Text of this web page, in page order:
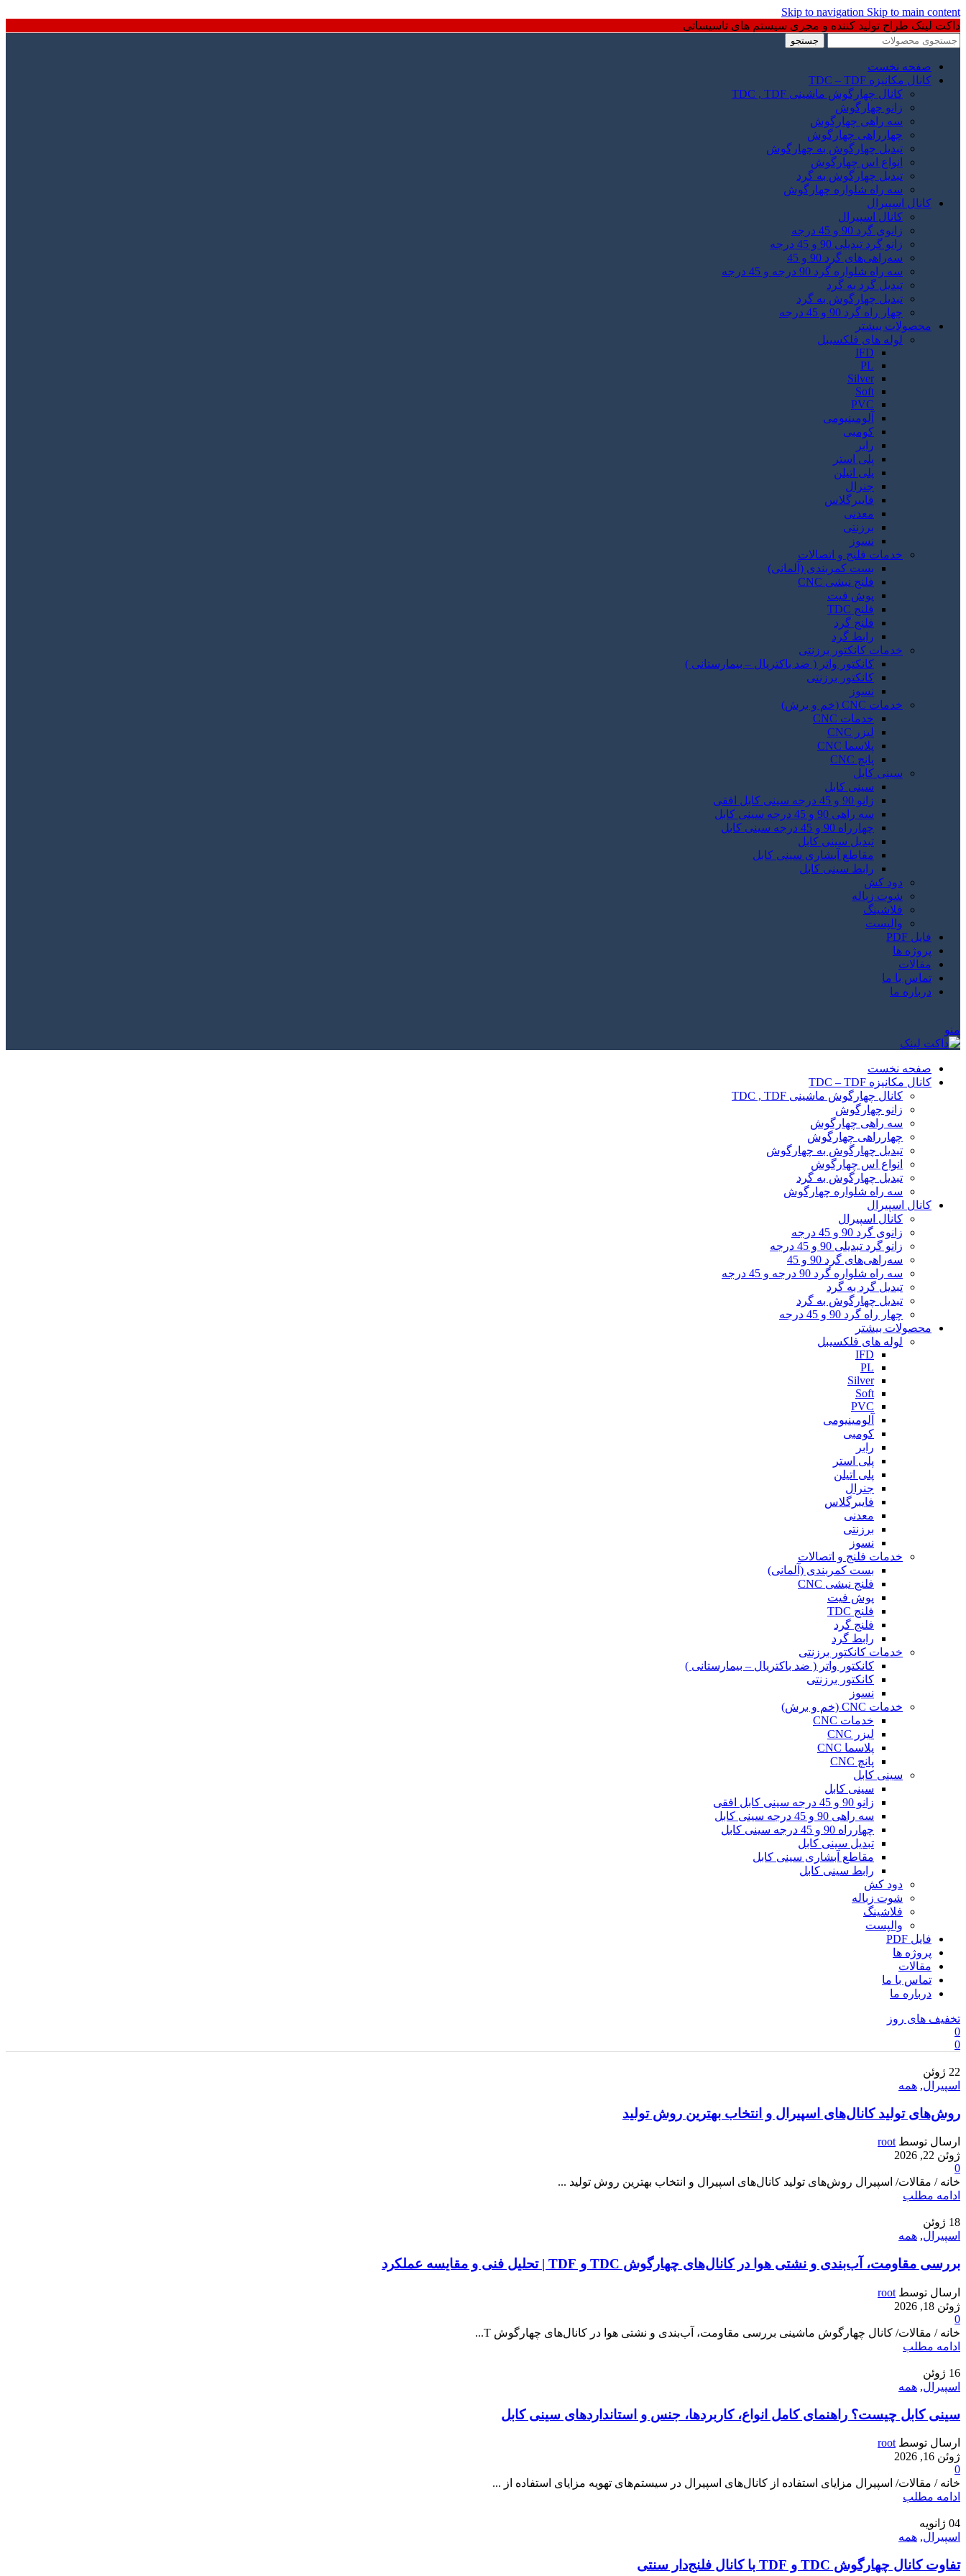
Skip to navigation Skip to main content
داکت لینک طراح تولید کننده و مجری سیستم های تاسیساتی
جستجو
صفحه نخست
کانال مکانیزه TDC – TDF
کانال چهارگوش ماشینی TDC , TDF
زانو چهارگوش
سه راهی چهارگوش
چهارراهی چهارگوش
تبدیل چهارگوش به چهارگوش
انواع اس چهارگوش
تبدیل چهارگوش به گرد
سه راه شلواره چهارگوش
کانال اسپیرال
کانال اسپیرال
زانوی گرد 90 و 45 درجه
زانو گرد تبدیلی 90 و 45 درجه
سه‌راهی‌های گرد 90 و 45
سه راه شلواره گرد 90 درجه و 45 درجه
تبدیل گرد به گرد
تبدیل چهارگوش به گرد
چهار راه گرد 90 و 45 درجه
محصولات بیشتر
لوله های فلکسیبل
IFD
PL
Silver
Soft
PVC
آلومینیومی
کومبی
رابر
پلی استر
پلی اتیلن
جنرال
فایبرگلاس
معدنی
برزنتی
نسوز
خدمات فلنج و اتصالات
بست کمربندی (آلمانی)
فلنج نبشی CNC
پوش فیت
فلنج TDC
فلنج گرد
رابط گرد
خدمات کانکتور برزنتی
کانکتور واتر ( ضد باکتریال – بیمارستانی )
کانکتور برزنتی
نسوز
خدمات CNC (خم و برش)
خدمات CNC
لیزر CNC
پلاسما CNC
پانچ CNC
سینی کابل
سینی کابل
زانو 90 و 45 درجه سینی کابل افقی
سه راهی 90 و 45 درجه سینی کابل
چهارراه 90 و 45 درجه سینی کابل
تبدیل سینی کابل
مقاطع آبشاری سینی کابل
رابط سینی کابل
دود کش
شوت زباله
فلاشینگ
والپست
فایل PDF
پروژه ها
مقالات
تماس با ما
درباره ما
منو
صفحه نخست
کانال مکانیزه TDC – TDF
کانال چهارگوش ماشینی TDC , TDF
زانو چهارگوش
سه راهی چهارگوش
چهارراهی چهارگوش
تبدیل چهارگوش به چهارگوش
انواع اس چهارگوش
تبدیل چهارگوش به گرد
سه راه شلواره چهارگوش
کانال اسپیرال
کانال اسپیرال
زانوی گرد 90 و 45 درجه
زانو گرد تبدیلی 90 و 45 درجه
سه‌راهی‌های گرد 90 و 45
سه راه شلواره گرد 90 درجه و 45 درجه
تبدیل گرد به گرد
تبدیل چهارگوش به گرد
چهار راه گرد 90 و 45 درجه
محصولات بیشتر
لوله های فلکسیبل
IFD
PL
Silver
Soft
PVC
آلومینیومی
کومبی
رابر
پلی استر
پلی اتیلن
جنرال
فایبرگلاس
معدنی
برزنتی
نسوز
خدمات فلنج و اتصالات
بست کمربندی (آلمانی)
فلنج نبشی CNC
پوش فیت
فلنج TDC
فلنج گرد
رابط گرد
خدمات کانکتور برزنتی
کانکتور واتر ( ضد باکتریال – بیمارستانی )
کانکتور برزنتی
نسوز
خدمات CNC (خم و برش)
خدمات CNC
لیزر CNC
پلاسما CNC
پانچ CNC
سینی کابل
سینی کابل
زانو 90 و 45 درجه سینی کابل افقی
سه راهی 90 و 45 درجه سینی کابل
چهارراه 90 و 45 درجه سینی کابل
تبدیل سینی کابل
مقاطع آبشاری سینی کابل
رابط سینی کابل
دود کش
شوت زباله
فلاشینگ
والپست
فایل PDF
پروژه ها
مقالات
تماس با ما
درباره ما
تخفیف های روز
0
0
22 ژوئن
اسپیرال, همه
روش‌های تولید کانال‌های اسپیرال و انتخاب بهترین روش تولید
ارسال توسط root
ژوئن 22, 2026
0
خانه / مقالات/ اسپیرال روش‌های تولید کانال‌های اسپیرال و انتخاب بهترین روش تولید ...
ادامه مطلب
18 ژوئن
اسپیرال, همه
بررسی مقاومت، آب‌بندی و نشتی هوا در کانال‌های چهارگوش TDC و TDF | تحلیل فنی و مقایسه عملکرد
ارسال توسط root
ژوئن 18, 2026
0
خانه / مقالات/ کانال چهارگوش ماشینی بررسی مقاومت، آب‌بندی و نشتی هوا در کانال‌های چهارگوش T...
ادامه مطلب
16 ژوئن
اسپیرال, همه
سینی کابل چیست؟ راهنمای کامل انواع، کاربردها، جنس و استانداردهای سینی کابل
ارسال توسط root
ژوئن 16, 2026
0
خانه / مقالات/ اسپیرال مزایای استفاده از کانال‌های اسپیرال در سیستم‌های تهویه مزایای استفاده از ...
ادامه مطلب
04 ژانویه
اسپیرال, همه
تفاوت کانال چهارگوش TDC و TDF با کانال فلنج‌دار سنتی